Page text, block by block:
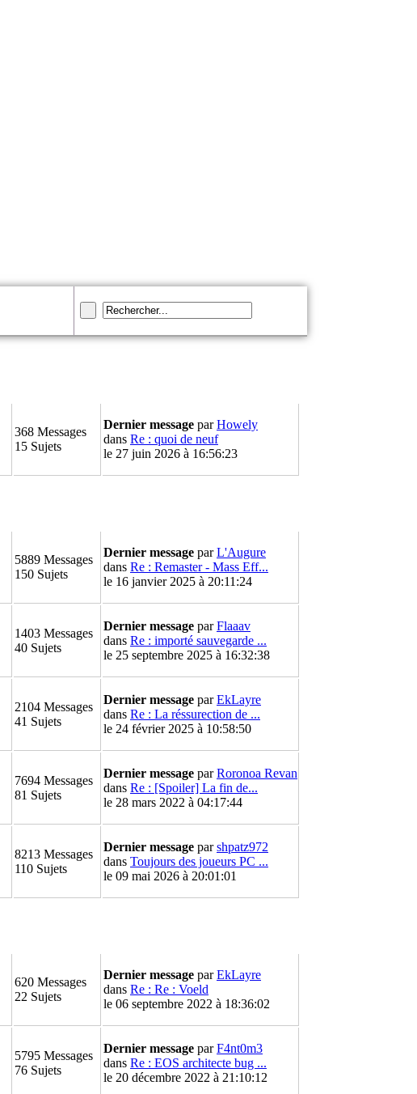
368 Messages
15 Sujets
Dernier message parHowely
dans Re : quoi de neuf
le 27 juin 2026 à 16:56:23
5889 Messages
150 Sujets
Dernier message parL'Augure
dans Re : Remaster - Mass Eff...
le 16 janvier 2025 à 20:11:24
1403 Messages
40 Sujets
Dernier message parFlaaav
dans Re : importé sauvegarde ...
le 25 septembre 2025 à 16:32:38
2104 Messages
41 Sujets
Dernier message parEkLayre
dans Re : La réssurection de ...
le 24 février 2025 à 10:58:50
7694 Messages
81 Sujets
Dernier message parRoronoa Revan
dans Re : [Spoiler] La fin de...
le 28 mars 2022 à 04:17:44
8213 Messages
110 Sujets
Dernier message parshpatz972
dans Toujours des joueurs PC ...
le 09 mai 2026 à 20:01:01
620 Messages
22 Sujets
Dernier message parEkLayre
dans Re : Re : Voeld
le 06 septembre 2022 à 18:36:02
5795 Messages
76 Sujets
Dernier message parF4nt0m3
dans Re : EOS architecte bug ...
le 20 décembre 2022 à 21:10:12